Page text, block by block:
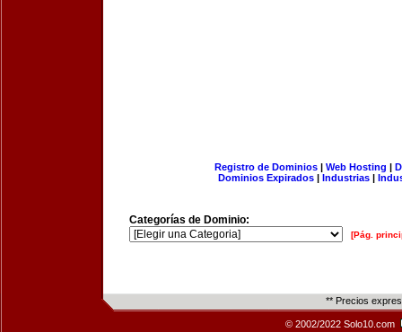
Registro de Dominios| Web Hosting |
Dominios Expirados | Industrias |
Categorías de Dominio:
[Pág.
** Precios
© 2002/2022 Solo10.com